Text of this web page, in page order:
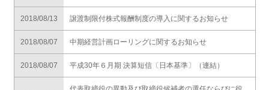
2018/08/13 譲渡制限付株式報酬制度の導入に関するお知らせ
2018/08/07 中期経営計画ローリングに関するお知らせ
2018/08/07 平成30年６月期 決算短信〔日本基準〕（連結）